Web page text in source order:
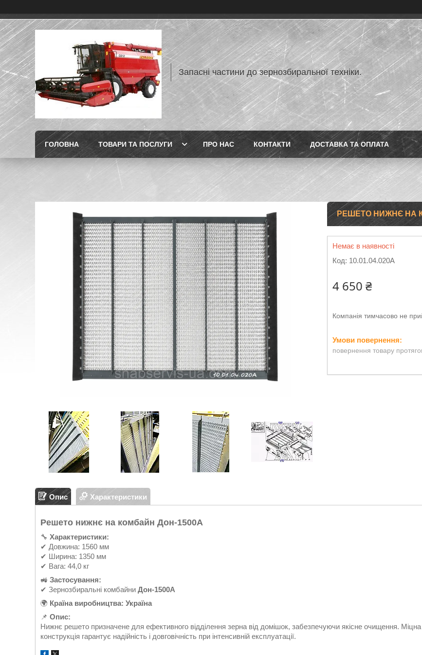
Запасні частини до зернозбиральної техніки.
ГОЛОВНА ТОВАРИ ТА ПОСЛУГИ ПРО НАС КОНТАКТИ ДОСТАВКА ТА ОПЛАТА
РЕШЕТО НИЖНЄ НА
Немає в наявності
Код: 10.01.04.020А
4 650 ₴
Компанія тимчасово не
повернення товару
Опис Характеристики
Решето нижнє на комбайн Дон-1500А
🔧 Характеристики:
✔ Довжина: 1560 мм
✔ Ширина: 1350 мм
✔ Вага: 44,0 кг
🚜 Застосування:
✔ Зернозбиральні комбайни Дон-1500А
🌍 Країна виробництва: Україна
📌 Опис:
Нижнє решето призначене для ефективного відділення зерна від домішок, забезпечуючи якісне очищення. Міцна
конструкція гарантує надійність і довговічність при інтенсивній експлуатації.